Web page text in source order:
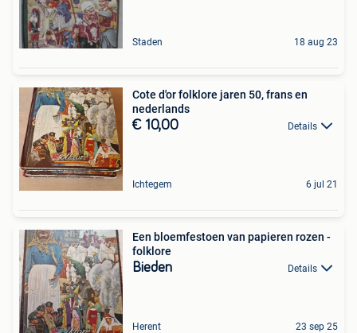
Staden 18 aug 23
Cote d'or folklore jaren 50, frans en
nederlands
€ 10,00 Details
Ichtegem 6 jul 21
Een bloemfestoen van papieren rozen -
folklore
Bieden Details
Herent 23 sep 25